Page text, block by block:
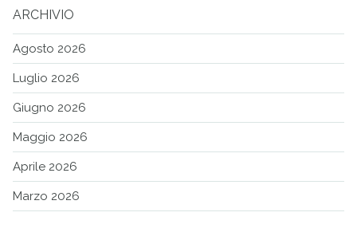
ARCHIVIO
Agosto 2026
Luglio 2026
Giugno 2026
Maggio 2026
Aprile 2026
Marzo 2026